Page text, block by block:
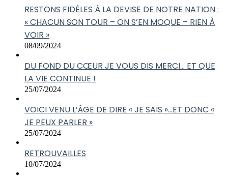
RESTONS FIDÉLES À LA DEVISE DE NOTRE NATION :
« CHACUN SON TOUR – ON S’EN MOQUE – RIEN À
VOIR »
08/09/2024
DU FOND DU CŒUR JE VOUS DIS MERCI… ET QUE
LA VIE CONTINUE !
25/07/2024
VOICI VENU L’ÂGE DE DIRE « JE SAIS »…ET DONC «
JE PEUX PARLER »
25/07/2024
RETROUVAILLES
10/07/2024